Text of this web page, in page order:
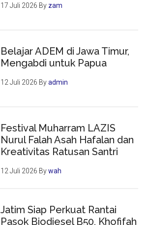
17 Juli 2026 By zam
Belajar ADEM di Jawa Timur,
Mengabdi untuk Papua
12 Juli 2026 Byadmin
Festival Muharram LAZIS
Nurul Falah Asah Hafalan dan
Kreativitas Ratusan Santri
12 Juli 2026 Bywah
Jatim Siap Perkuat Rantai
Pasok Biodiesel B50, Khofifah